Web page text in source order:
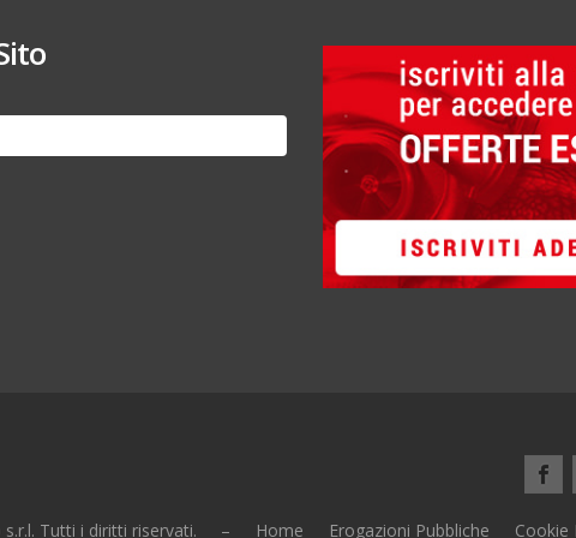
s.r.l. Tutti i diritti riservati. – Home Erogazioni Pubbliche Cookie